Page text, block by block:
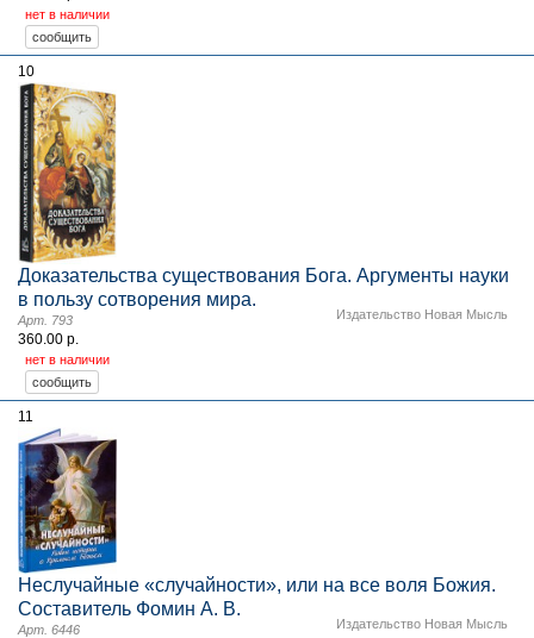
нет в наличии
10
Доказательства существования Бога. Аргументы науки
в пользу сотворения мира.
Издательство Новая Мысль
Арт. 793
360.00 р.
нет в наличии
11
Неслучайные «случайности», или на все воля Божия.
Составитель Фомин А. В.
Издательство Новая Мысль
Арт. 6446